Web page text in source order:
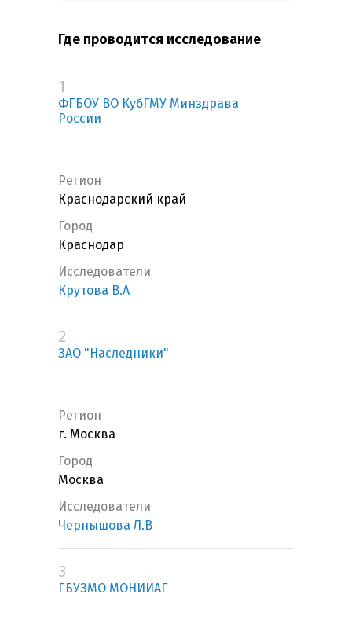
Где проводится исследование
1
ФГБОУ ВО КубГМУ Минздрава
России
Регион
Краснодарский край
Город
Краснодар
Исследователи
Крутова В.А
2
ЗАО "Наследники"
Регион
г. Москва
Город
Москва
Исследователи
Чернышова Л.В
3
ГБУЗМО МОНИИАГ